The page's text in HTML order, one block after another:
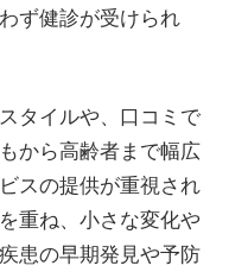
ず健診が受けられ
タイルや、口コミで
から高齢者まで幅広
スの提供が重視され
重ね、小さな変化や
患の早期発見や予防